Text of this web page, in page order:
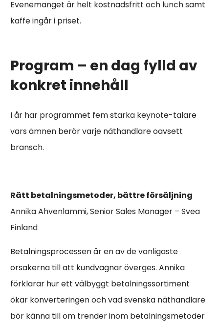
Evenemanget är helt kostnadsfritt och lunch samt
kaffe ingår i priset.
Program – en dag fylld av
konkret innehåll
I år har programmet fem starka keynote-talare
vars ämnen berör varje näthandlare oavsett
bransch.
Rätt betalningsmetoder, bättre försäljning
Annika Ahvenlammi, Senior Sales Manager – Svea
Finland
Betalningsprocessen är en av de vanligaste
orsakerna till att kundvagnar överges. Annika
förklarar hur ett välbyggt betalningssortiment
ökar konverteringen och vad svenska näthandlare
bör känna till om trender inom betalningsmetoder